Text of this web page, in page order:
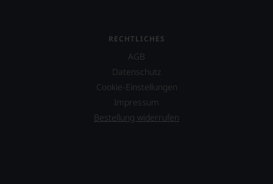
RECHTLICHES
AGB
Datenschutz
Cookie-Einstellungen
Impressum
Bestellung widerrufen